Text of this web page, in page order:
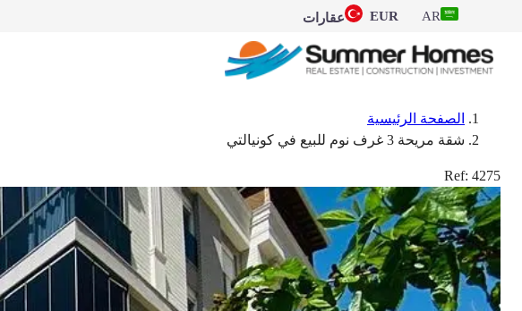
AR
EUR عقارات
الصفحة الرئيسية
شقة مريحة 3 غرف نوم للبيع في كونيالتي
Ref: 4275